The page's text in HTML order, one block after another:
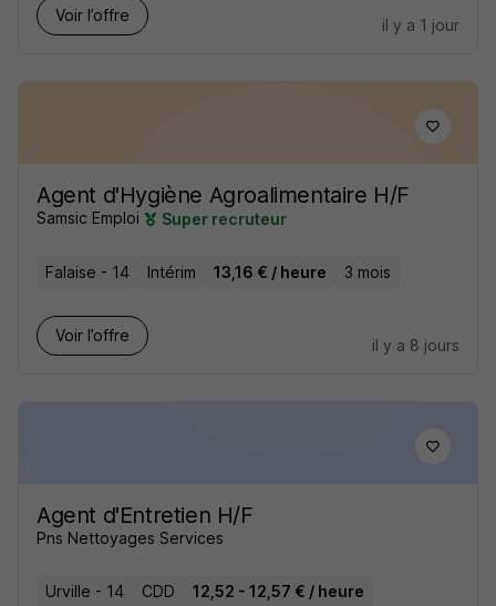
Voir l’offre
il y a 1 jour
Agent d'Hygiène Agroalimentaire H/F
Samsic Emploi Super recruteur
Falaise - 14 Intérim 13,16 € / heure 3 mois
Voir l’offre
il y a 8 jours
Agent d'Entretien H/F
Pns Nettoyages Services
Urville - 14 CDD 12,52 - 12,57 € / heure